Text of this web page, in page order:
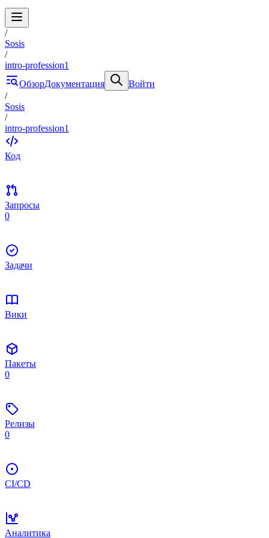
/
Sosis
/
intro-profession1
ОбзорДокументация
Войти
/
Sosis
/
intro-profession1
Код
Запросы
0
Задачи
Вики
Пакеты
0
Релизы
0
CI/CD
Аналитика